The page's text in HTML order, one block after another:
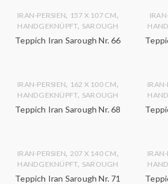
IRAN-PERSIEN, 157 X 107 CM,
HANDGEKNÜPFT, SAROUGH
Teppich Iran Sarough Nr. 66
IRAN-PERSIEN, 162 X 100 CM,
HANDGEKNÜPFT, SAROUGH
Teppich Iran Sarough Nr. 68
IRAN-
IRAN-PERSIEN, 207 X 140 CM,
HANDGEKNÜPFT, SAROUGH
Teppich Iran Sarough Nr. 71
IRAN-